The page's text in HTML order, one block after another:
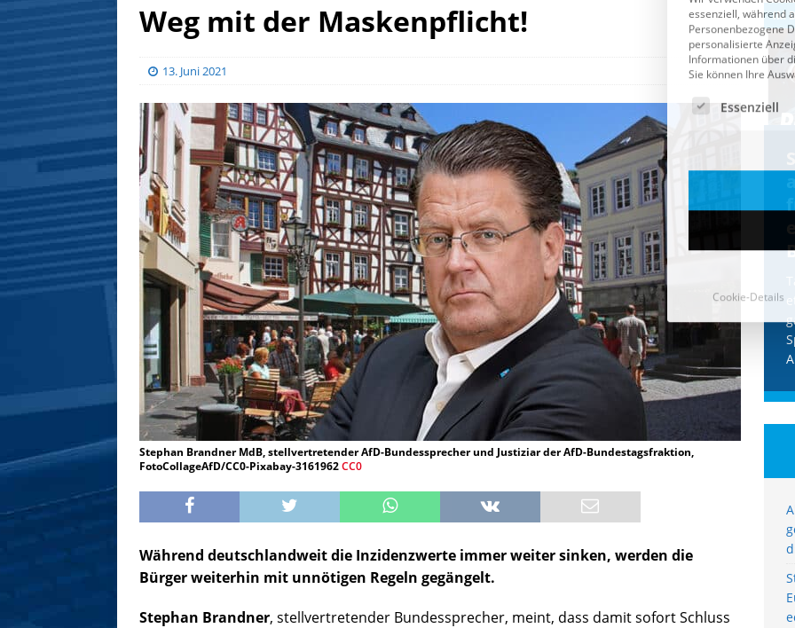
Weg mit der Maskenpflicht!
13. Juni 2021
Stephan Brandner MdB, stellvertretender AfD-Bundessprecher und Justiziar der AfD-Bundestagsfraktion,
FotoCollageAfD/CC0-Pixabay-3161962CC0
Während deutschlandweit die Inzidenzwerte immer weiter sinken, werden die
Bürger weiterhin mit unnötigen Regeln gegängelt.
Stephan Brandner, stellvertretender Bundessprecher, meint, dass damit sofort Schluss
IM BRENNPUNKT
CDU & Ampel wollen nach
der Wahl wieder Afghanen
einfliegen: Zeit für ein
Asylmoratorium!
Die Bundesregierung und die CDU
halten die Wähler für dumm! Weil die
Stimmung wegen der von Afghanen
verübten Anschläge kippte, wurden die
Flüge vor der
[...]
IM